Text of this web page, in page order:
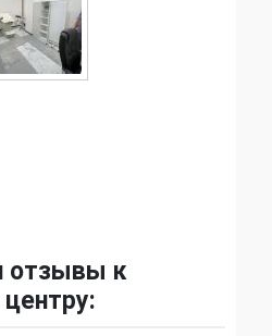
отзывы к